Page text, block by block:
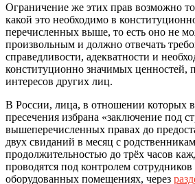
Ограничение же этих прав возможно
какой это необходимо в
перечисленных выше, то есть оно не
произвольным и должно отвечать
справедливости, адекватности и
конституционно значимых ценностей,
интересов других лиц.
В России, лица, в отношении которых
пресечения избрана «заключение под
вышеперечисленных правах до
двух свиданий в месяц с
продолжительностью до трёх часов
проводятся под контролем
оборудованных помещениях, через